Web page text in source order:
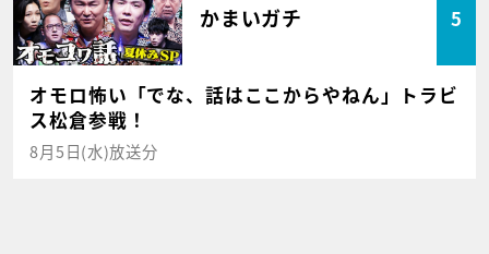
かまいガチ 5
オモロ怖い「でな、話はここからやねん」トラビ
ス松倉参戦！
8月5日(水)放送分